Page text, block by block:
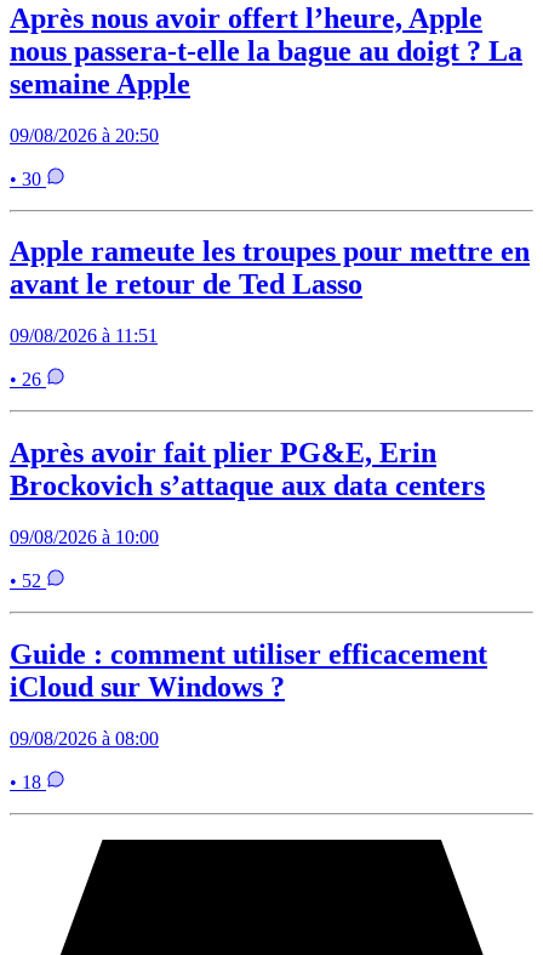
Après nous avoir offert l’heure, Apple
nous passera-t-elle la bague au doigt ? La
semaine Apple
09/08/2026 à 20:50
• 30
Apple rameute les troupes pour mettre en
avant le retour de Ted Lasso
09/08/2026 à 11:51
• 26
Après avoir fait plier PG&E, Erin
Brockovich s’attaque aux data centers
09/08/2026 à 10:00
• 52
Guide : comment utiliser efficacement
iCloud sur Windows ?
09/08/2026 à 08:00
• 18